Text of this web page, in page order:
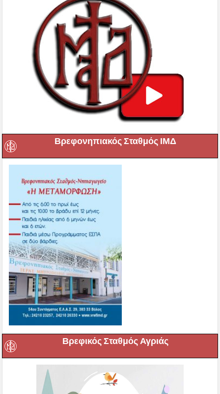
Βρεφονηπιακός Σταθμός ΙΜΔ
Βρεφικός Σταθμός Αγριάς